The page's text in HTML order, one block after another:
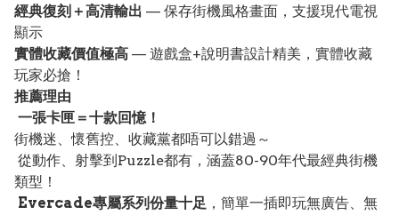
經典復刻＋高清輸出 — 保存街機風格畫面，支援現代電視
顯示
實體收藏價值極高 — 遊戲盒+說明書設計精美，實體收藏
玩家必搶！
推薦理由
一張卡匣＝十款回憶！
街機迷、懷舊控、收藏黨都唔可以錯過～
從動作、射擊到Puzzle都有，涵蓋80-90年代最經典街機
類型！
Evercade專屬系列份量十足 ，簡單一插即玩無廣告、無